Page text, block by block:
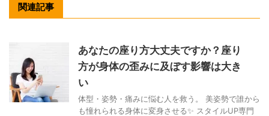
関連記事
あなたの座り方大丈夫ですか？座り
方が身体の歪みに及ぼす影響は大き
い
体型・姿勢・痛みに悩む人を救う。 美姿勢で誰から
も憧れられる身体に変身させる✨ スタイルUP専門